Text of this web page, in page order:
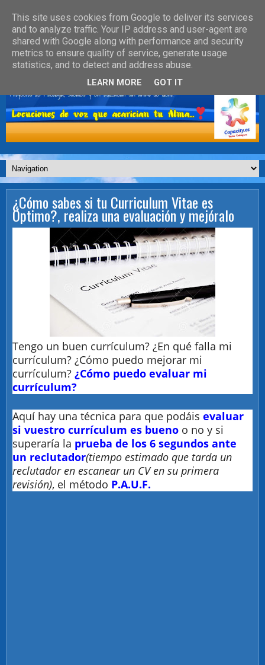
¿Cómo sabes si tu Curriculum Vitae es
Óptimo?, realiza una evaluación y mejóralo
Tengo un buen currículum? ¿En qué falla mi
currículum? ¿Cómo puedo mejorar mi
currículum? ¿Cómo puedo evaluar mi
currículum?
Aquí hay una técnica para que podáis evaluar
si vuestro currículum es bueno o no y si
superaría la prueba de los 6 segundos ante
un reclutador(tiempo estimado que tarda un
reclutador en escanear un CV en su primera
revisión), el método P.A.U.F.
This site uses cookies from Google to deliver its services
and to analyze traffic. Your IP address and user-agent are
shared with Google along with performance and security
metrics to ensure quality of service, generate usage
statistics, and to detect and address abuse.
LEARN MORE GOT IT